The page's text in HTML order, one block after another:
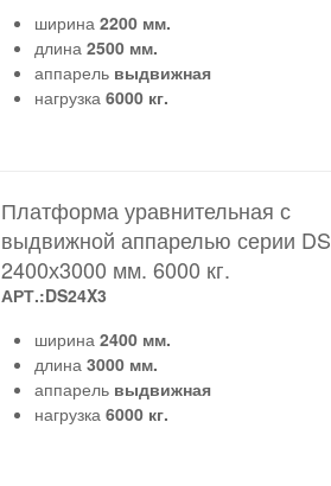
ширина 2200 мм.
длина 2500 мм.
аппарельвыдвижная
нагрузка 6000 кг.
Платформа уравнительная с
выдвижной аппарелью серии DS
2400х3000 мм. 6000 кг.
АРТ.:DS24X3
ширина 2400 мм.
длина 3000 мм.
аппарельвыдвижная
нагрузка6000 кг.